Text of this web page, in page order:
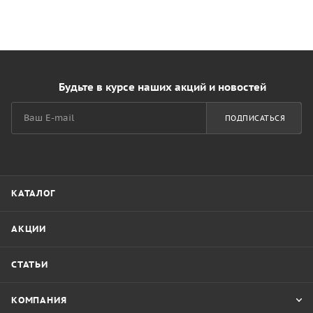
Будьте в курсе наших акций и новостей
ПОДПИСАТЬСЯ
КАТАЛОГ
АКЦИИ
СТАТЬИ
КОМПАНИЯ